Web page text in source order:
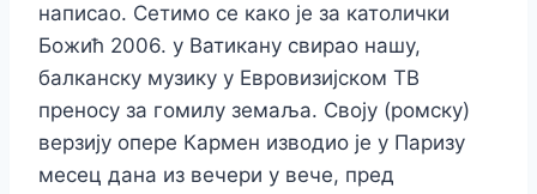
написао. Сетимо се како је за католички
Божић 2006. у Ватикану свирао нашу,
балканску музику у Евровизијском ТВ
преносу за гомилу земаља. Своју (ромску)
верзију опере Кармен изводио је у Паризу
месец дана из вечери у вече, пред